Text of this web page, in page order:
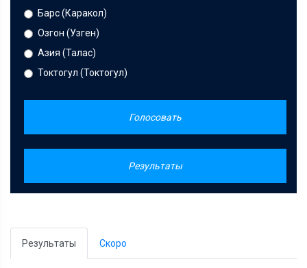
Барс (Каракол)
Озгон (Узген)
Азия (Талас)
Токтогул (Токтогул)
Голосовать
Результаты
Результаты Скоро